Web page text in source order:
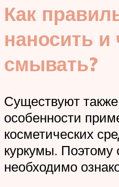
Как
наносить и
смывать?
Существуют
особенности
косметических
куркумы. Поэтому
необходимо